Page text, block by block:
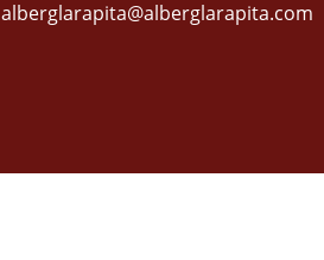
alberglarapita@alberglarapita.com